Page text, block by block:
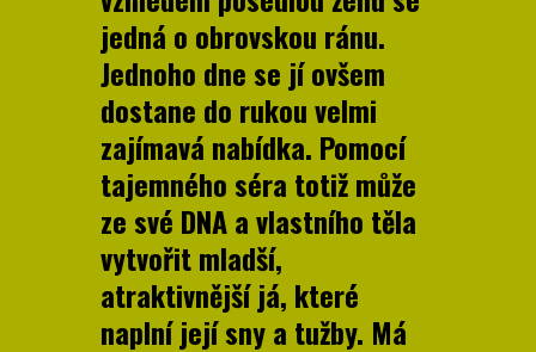
jedná o obrovskou ránu.
Jednoho dne se jí ovšem
dostane do rukou velmi
zajímavá nabídka. Pomocí
tajemného séra totiž může
ze své DNA a vlastního těla
vytvořit mladší,
atraktivnější já, které
naplní její sny a tužby. Má